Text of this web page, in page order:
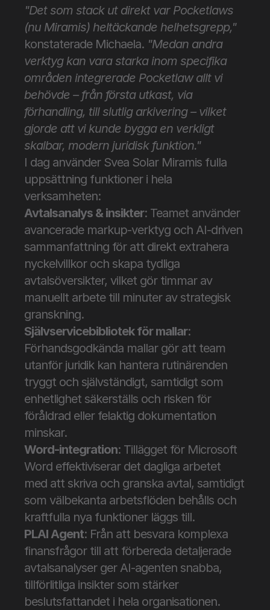
"Det som stack ut direkt var Pocketlaws
(nu Miramis) heltäckande helhetsgrepp,"
konstaterade Michaela. "Medan andra
verktyg kan vara starka inom specifika
områden integrerade Pocketlaw allt vi
behövde – från första utkast, via
förhandling, till slutlig arkivering – vilket
gjorde att vi kunde bygga en verkligt
skalbar, modern juridisk funktion."
I dag använder Svea Solar Miramis fulla
uppsättning funktioner i hela
verksamheten:
Avtalsanalys & insikter: Teamet använder
avancerade markup-verktyg och AI-driven
sammanfattning för att direkt extrahera
nyckelvillkor och skapa tydliga
avtalsöversikter, vilket gör timmar av
manuellt arbete till minuter av strategisk
granskning.
Självservicebibliotek för mallar:
Förhandsgodkända mallar gör att team
utanför juridik kan hantera rutinärenden
tryggt och självständigt, samtidigt som
enhetlighet säkerställs och risken för
föråldrad eller felaktig dokumentation
minskar.
Word-integration: Tillägget för Microsoft
Word effektiviserar det dagliga arbetet
med att skriva och granska avtal, samtidigt
som välbekanta arbetsflöden behålls och
kraftfulla nya funktioner läggs till.
PLAI Agent: Från att besvara komplexa
finansfrågor till att förbereda detaljerade
avtalsanalyser ger AI-agenten snabba,
tillförlitliga insikter som stärker
beslutsfattandet i hela organisationen.